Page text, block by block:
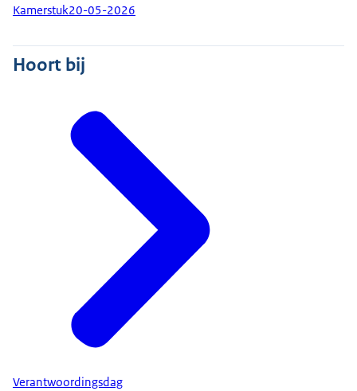
Kamerstuk20-05-2026
Hoort bij
Verantwoordingsdag